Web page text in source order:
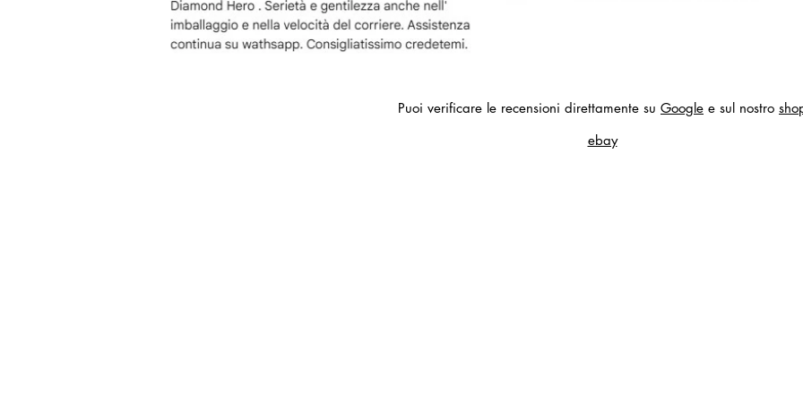
Puoi verificare le recensioni direttamente su Google e sul nostro
ebay